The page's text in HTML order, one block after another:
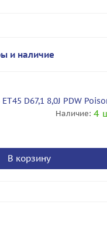
и наличие
D67,1 8,0J PDW
Наличие: 4
В корзину